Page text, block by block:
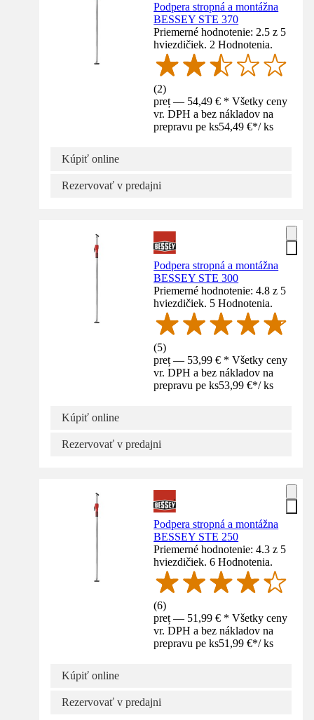
Podpera stropná a montážna
BESSEY STE 370
Priemerné hodnotenie: 2.5 z 5
hviezdičiek. 2 Hodnotenia.
(2)
preț — 54,49 € * Všetky ceny
vr. DPH a bez nákladov na
prepravu pe ks54,49 €*/ ks
Kúpiť online
Rezervovať v predajni
Podpera stropná a montážna
BESSEY STE 300
Priemerné hodnotenie: 4.8 z 5
hviezdičiek. 5 Hodnotenia.
(5)
preț — 53,99 € * Všetky ceny
vr. DPH a bez nákladov na
prepravu pe ks53,99 €*/ ks
Kúpiť online
Rezervovať v predajni
Podpera stropná a montážna
BESSEY STE 250
Priemerné hodnotenie: 4.3 z 5
hviezdičiek. 6 Hodnotenia.
(6)
preț — 51,99 € * Všetky ceny
vr. DPH a bez nákladov na
prepravu pe ks51,99 €*/ ks
Kúpiť online
Rezervovať v predajni